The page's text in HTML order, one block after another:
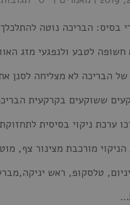
בסיס: הבריכה נוטה
חשופה לטבע ולנפגעי מזג
של הבריכה לא מצליחה לסנן
ששוקעים בקרקעית
ערכת ניקוי בסיסית
מורכבת מצינור צף, מוט
טלסקופ, ראש